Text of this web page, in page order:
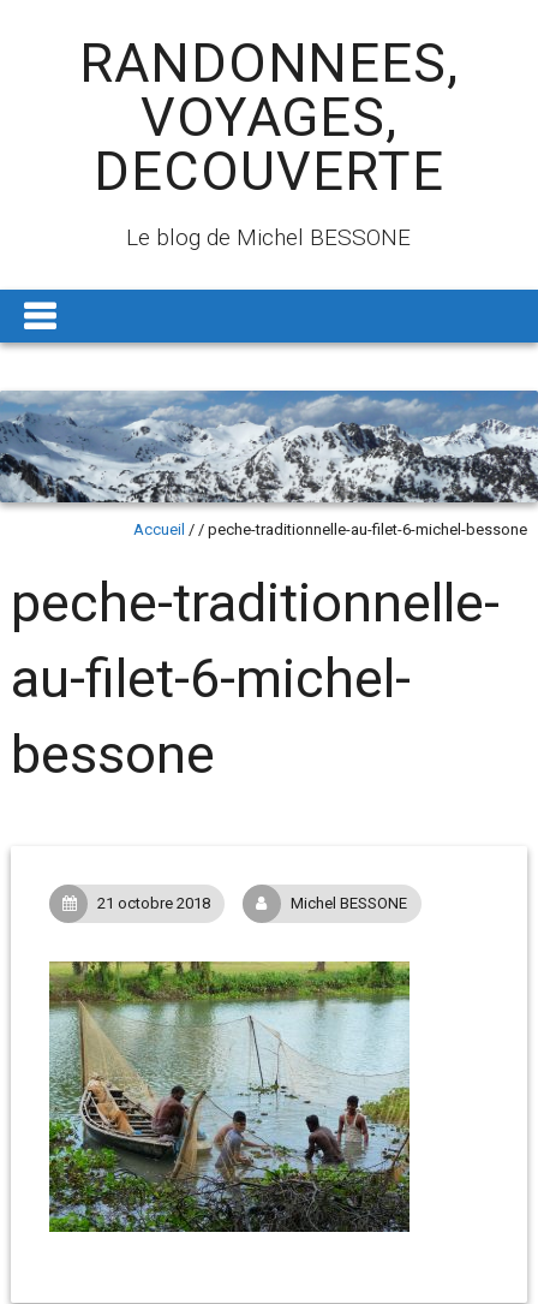
RANDONNEES,
VOYAGES,
DECOUVERTE
Le blog de Michel BESSONE
Accueil //peche-traditionnelle-au-filet-6-michel-bessone
peche-traditionnelle-
au-filet-6-michel-
bessone
21 octobre 2018 Michel BESSONE